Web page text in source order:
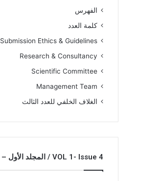
الفهرس
كلمة العدد
Submission Ethics & Guidelines
Research & Consultancy
Scientific Committee
Management Team
الغلاف الخلفي للعدد الثالث
VOL 1- Issue 4 / المجلد الأول – العدد الرابع